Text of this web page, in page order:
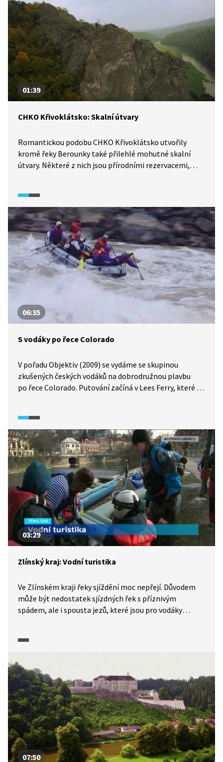
01:39
CHKO Křivoklátsko: Skalní útvary
Romantickou podobu CHKO Křivoklátsko utvořily
kromě řeky Berounky také přilehlé mohutné skalní
útvary. Některé z nich jsou přírodními rezervacemi,
i na malebné louky.
06:35
S vodáky po řece Colorado
V pořadu Objektiv (2009) se vydáme se skupinou
zkušených českých vodáků na dobrodružnou plavbu
po řece Colorado. Putování začíná v Lees Ferry, které je
původních obyvatel z kmene Navajo. Uvidíme, jak se
postupně mění charakter řeky a jak náročná může být
plavba po jejích divokých peřejích.
03:29
Zlínský kraj: Vodní turistika
Ve Zlínském kraji řeky sjíždění moc nepřejí. Důvodem
může být nedostatek sjízdných řek s příznivým
spádem, ale i spousta jezů, které jsou pro vodáky
a také řeka Morava zde lákají na poklidnou plavbu
o tom, kam se vydat?
07:50